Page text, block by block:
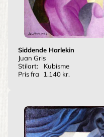
Siddende Harlekin
Juan Gris
Stilart:
Kubisme
Pris fra
1.140 kr.